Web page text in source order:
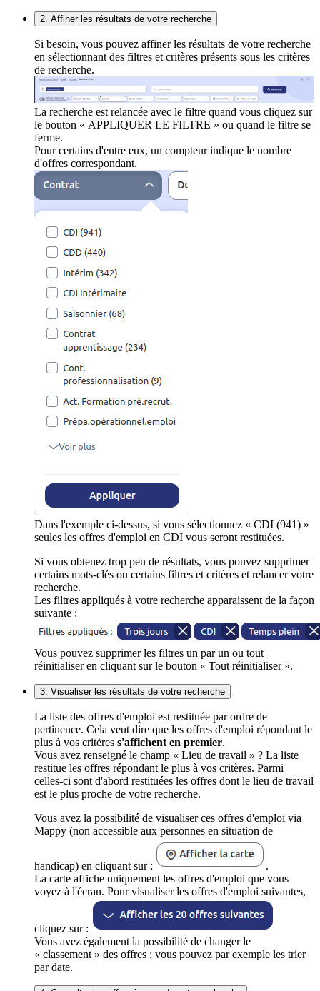
2. Affiner les résultats de votre recherche
Si besoin, vous pouvez affiner les résultats de votre recherche
en sélectionnant des filtres et critères présents sous les critères
de recherche.
La recherche est relancée avec le filtre quand vous cliquez sur
le bouton « APPLIQUER LE FILTRE » ou quand le filtre se
ferme.
Pour certains d'entre eux, un compteur indique le nombre
d'offres correspondant.
Dans l'exemple ci-dessus, si vous sélectionnez « CDI (941) »
seules les offres d'emploi en CDI vous seront restituées.
Si vous obtenez trop peu de résultats, vous pouvez supprimer
certains mots-clés ou certains filtres et critères et relancer votre
recherche.
Les filtres appliqués à votre recherche apparaissent de la façon
suivante :
Vous pouvez supprimer les filtres un par un ou tout
réinitialiser en cliquant sur le bouton « Tout réinitialiser ».
3. Visualiser les résultats de votre recherche
La liste des offres d'emploi est restituée par ordre de
pertinence. Cela veut dire que les offres d'emploi répondant le
plus à vos critères s'affichent en premier.
Vous avez renseigné le champ « Lieu de travail » ? La liste
restitue les offres répondant le plus à vos critères. Parmi
celles-ci sont d'abord restituées les offres dont le lieu de travail
est le plus proche de votre recherche.
Vous avez la possibilité de visualiser ces offres d'emploi via
Mappy (non accessible aux personnes en situation de
handicap) en cliquant sur :
.
La carte affiche uniquement les offres d'emploi que vous
voyez à l'écran. Pour visualiser les offres d'emploi suivantes,
cliquez sur :
Vous avez également la possibilité de changer le
« classement » des offres : vous pouvez par exemple les trier
par date.